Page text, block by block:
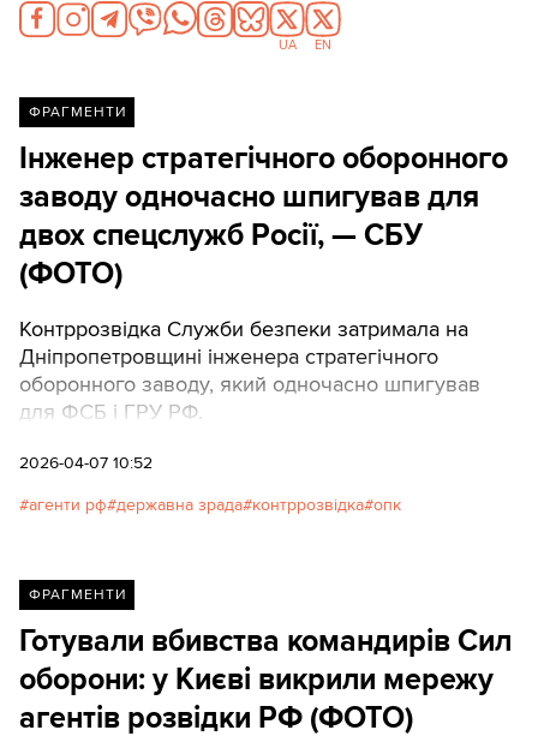
UA EN
ФРАГМЕНТИ
Інженер стратегічного оборонного
заводу одночасно шпигував для
двох спецслужб Росії, — СБУ
(ФОТО)
Контррозвідка Служби безпеки затримала на
Дніпропетровщині інженера стратегічного
оборонного заводу, який одночасно шпигував
для ФСБ і ГРУ РФ.
2026-04-07 10:52
агенти рф державна зрада контррозвідка опк
ФРАГМЕНТИ
Готували вбивства командирів Сил
оборони: у Києві викрили мережу
агентів розвідки РФ (ФОТО)